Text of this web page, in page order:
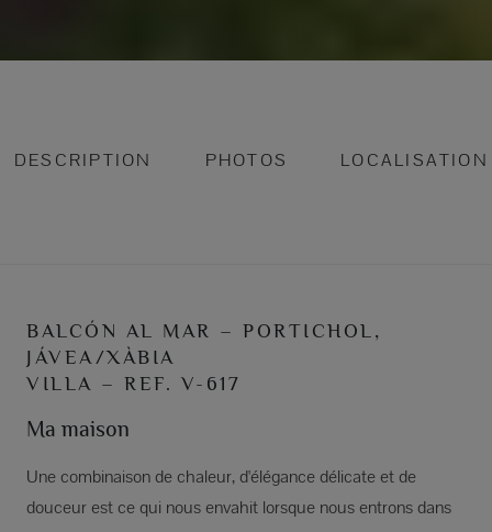
DESCRIPTION PHOTOS LOCALISATION
BALCÓN AL MAR – PORTICHOL,
JÁVEA/XÀBIA
VILLA – REF. V-617
Ma maison
Une combinaison de chaleur, d'élégance délicate et de
douceur est ce qui nous envahit lorsque nous entrons dans